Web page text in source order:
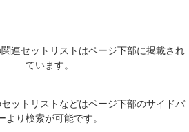
連セットリストはページ下部に掲載され
ています。
ットリストなどはページ下部のサイドバ
より検索が可能です。